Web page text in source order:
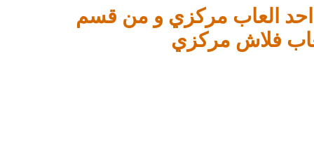
احد العاب مركزي و من قسم
فلاش مركزي